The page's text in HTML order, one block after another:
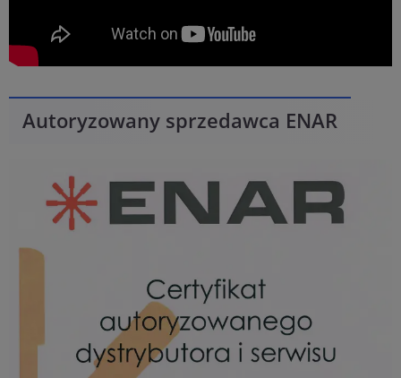
Autoryzowany sprzedawca ENAR